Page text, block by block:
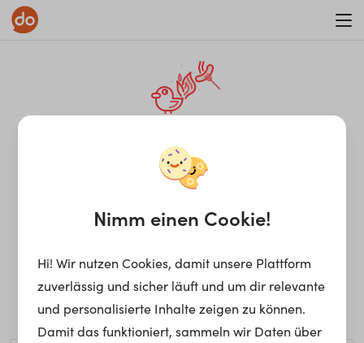
¡Ay, caramba! Seite nicht
gefunden.
Ups, die gewünschte Seite kann nicht gefunden werden.
Möchtest du nach einem bestimmten Begriff suchen?
Nimm einen Cookie!
Hi! Wir nutzen Cookies, damit unsere Plattform
zuverlässig und sicher läuft und um dir relevante
und personalisierte Inhalte zeigen zu können.
Damit das funktioniert, sammeln wir Daten über